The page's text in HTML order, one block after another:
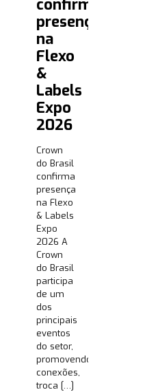
confirma
presença
na
Flexo
&
Labels
Expo
2026
Crown
do Brasil
confirma
presença
na Flexo
& Labels
Expo
2026 A
Crown
do Brasil
participa
de um
dos
principais
eventos
do setor,
promovendo
conexões,
troca […]